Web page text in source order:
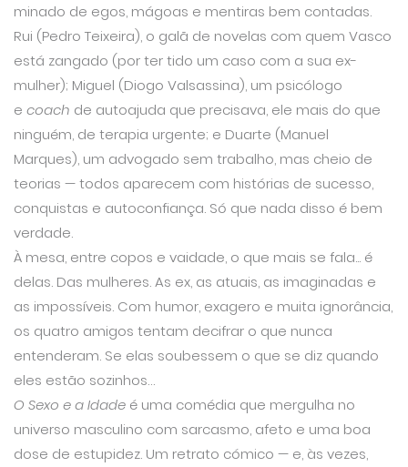
minado de egos, mágoas e mentiras bem contadas.
Rui (Pedro Teixeira), o galã de novelas com quem Vasco
está zangado (por ter tido um caso com a sua ex-
mulher); Miguel (Diogo Valsassina), um psicólogo
e coach de autoajuda que precisava, ele mais do que
ninguém, de terapia urgente; e Duarte (Manuel
Marques), um advogado sem trabalho, mas cheio de
teorias — todos aparecem com histórias de sucesso,
conquistas e autoconfiança. Só que nada disso é bem
verdade.
À mesa, entre copos e vaidade, o que mais se fala... é
delas. Das mulheres. As ex, as atuais, as imaginadas e
as impossíveis. Com humor, exagero e muita ignorância,
os quatro amigos tentam decifrar o que nunca
entenderam. Se elas soubessem o que se diz quando
eles estão sozinhos…
O Sexo e a Idade é uma comédia que mergulha no
universo masculino com sarcasmo, afeto e uma boa
dose de estupidez. Um retrato cómico — e, às vezes,